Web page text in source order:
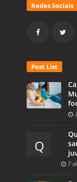
Redes Sociais
Post List
Q
7